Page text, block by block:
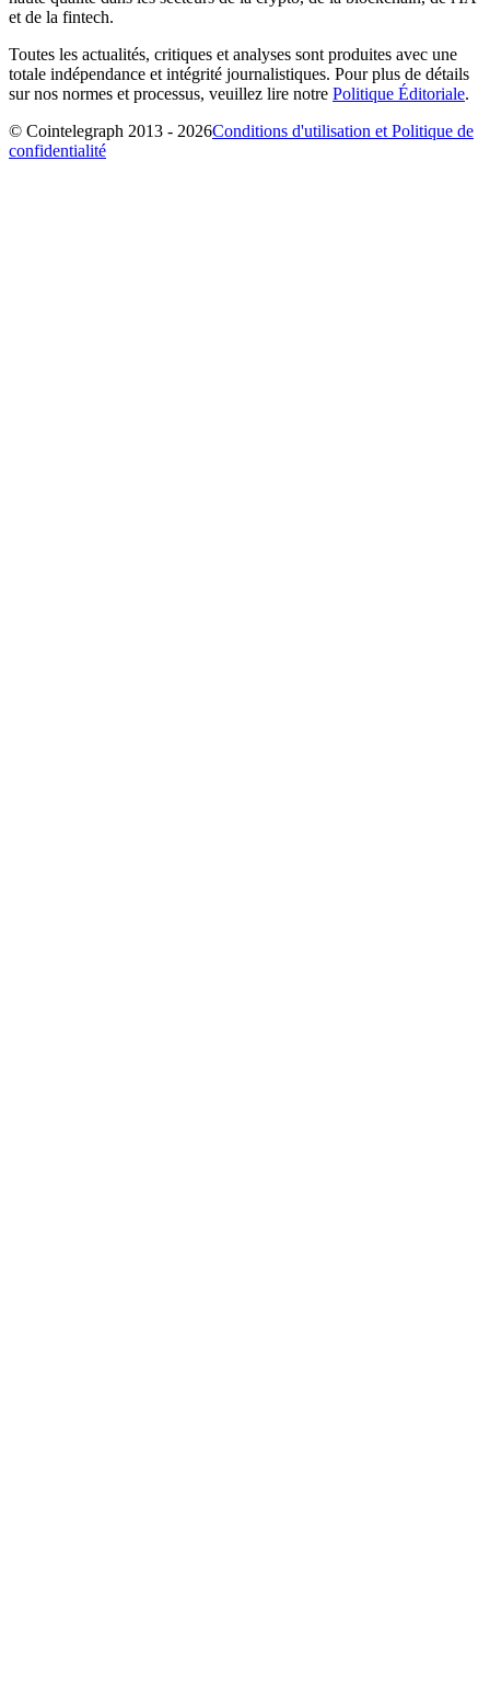
et de la fintech.
Toutes les actualités, critiques et analyses sont produites avec une
totale indépendance et intégrité journalistiques. Pour plus de détails
sur nos normes et processus, veuillez lire notre Politique Éditoriale.
© Cointelegraph 2013 - 2026Conditions d'utilisation et Politique de
confidentialité